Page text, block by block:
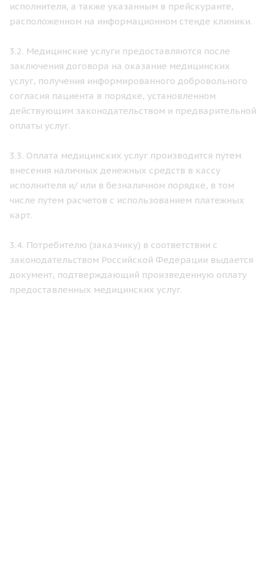
исполнителя, а также указанным в прейскуранте,
расположенном на информационном стенде клиники.
3.2. Медицинские услуги предоставляются после
заключения договора на оказание медицинских
услуг, получения информированного добровольного
согласия пациента в порядке, установленном
действующим законодательством и предварительной
оплаты услуг.
3.3. Оплата медицинских услуг производится путем
внесения наличных денежных средств в кассу
исполнителя и/ или в безналичном порядке, в том
числе путем расчетов с использованием платежных
карт.
3.4. Потребителю (заказчику) в соответствии с
законодательством Российской Федерации выдается
документ, подтверждающий произведенную оплату
предоставленных медицинских услуг.